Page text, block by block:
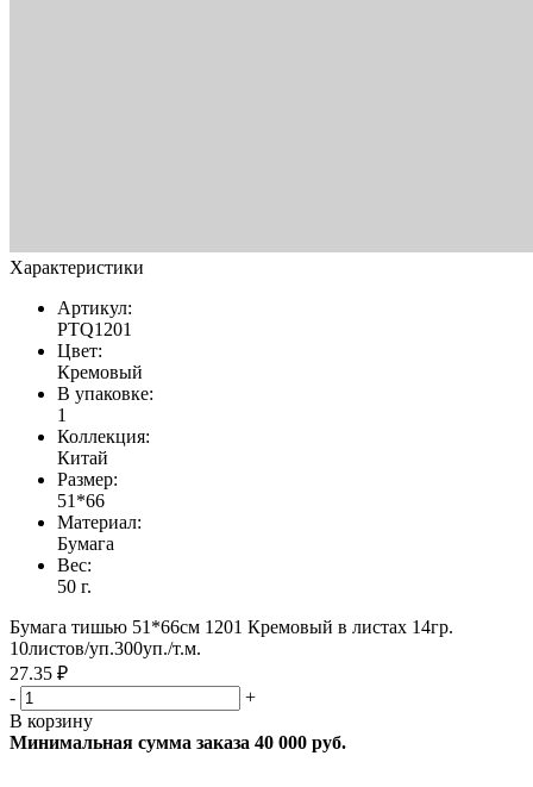
Характеристики
Артикул:
PTQ1201
Цвет:
Кремовый
В упаковке:
1
Коллекция:
Китай
Размер:
51*66
Материал:
Бумага
Вес:
50 г.
Бумага тишью 51*66см 1201 Кремовый в листах 14гр.
10листов/уп.300уп./т.м.
27.35 ₽
-
+
В корзину
Минимальная сумма заказа 40 000 руб.